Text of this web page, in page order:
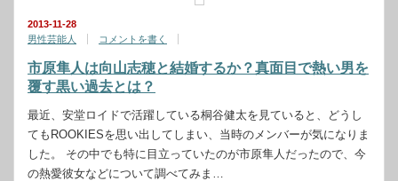
2013-11-28
男性芸能人
コメントを書く
市原隼人は向山志穂と結婚するか？真面目で熱い男を
覆す黒い過去とは？
最近、安堂ロイドで活躍している桐谷健太を見ていると、どうし
てもROOKIESを思い出してしまい、当時のメンバーが気になりま
した。 その中でも特に目立っていたのが市原隼人だったので、今
の熱愛彼女などについて調べてみま…